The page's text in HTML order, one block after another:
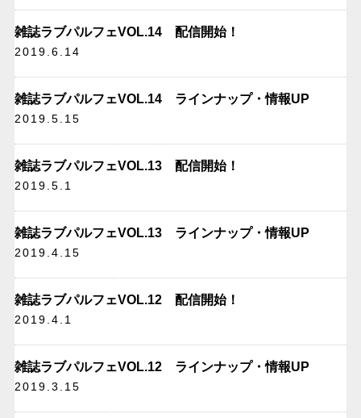
雑誌ラブパルフェVOL.14 配信開始！
2019.6.14
雑誌ラブパルフェVOL.14 ラインナップ・情報UP
2019.5.15
雑誌ラブパルフェVOL.13 配信開始！
2019.5.1
雑誌ラブパルフェVOL.13 ラインナップ・情報UP
2019.4.15
雑誌ラブパルフェVOL.12 配信開始！
2019.4.1
雑誌ラブパルフェVOL.12 ラインナップ・情報UP
2019.3.15